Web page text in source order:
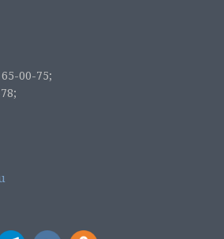
00-75;